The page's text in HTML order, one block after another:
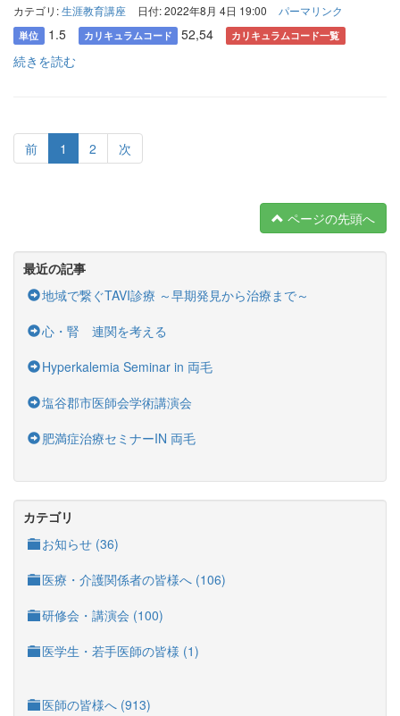
カテゴリ:生涯教育講座 日付: 2022年8月 4日 19:00 パーマリンク
単位 1.5 カリキュラムコード 52,54 カリキュラムコード一覧
続きを読む
前 1 2 次
ページの先頭へ
最近の記事
地域で繋ぐTAVI診療 ～早期発見から治療まで～
心・腎 連関を考える
Hyperkalemia Seminar in 両毛
塩谷郡市医師会学術講演会
肥満症治療セミナーIN 両毛
カテゴリ
お知らせ (36)
医療・介護関係者の皆様へ (106)
研修会・講演会 (100)
医学生・若手医師の皆様 (1)
医師の皆様へ (913)